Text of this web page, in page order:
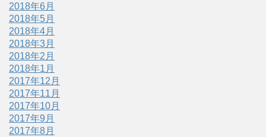
2018年6月
2018年5月
2018年4月
2018年3月
2018年2月
2018年1月
2017年12月
2017年11月
2017年10月
2017年9月
2017年8月